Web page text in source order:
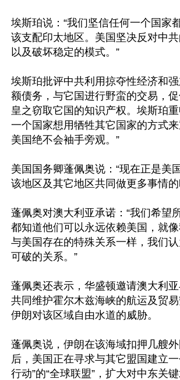
埃斯珀说：“我们坚信任何一个国家
该支配印太地区。美国坚决反对中共
以及破坏稳定的模式。”
埃斯珀批评中共利用掠夺性经济和
额债务，与它国进行野蛮的交易，
皇之窃取它国的知识产权。埃斯珀
一个国家想用牺牲其它国家的方式来
美国绝不会袖手旁观。”
美国国务卿蓬佩奥说：“现在正是美
该地区及其它地区共同做更多事情的
蓬佩奥对澳大利亚承诺：“我们希望
都知道他们可以永远依赖美国，就
与美国存在的特殊关系一样，我们
可破的关系。”
蓬佩奥还表示，华盛顿邀请澳大利亚
共同维护霍尔木兹海峡的航运及贸
伊朗对该区域自由水道的威胁。
蓬佩奥说，伊朗在该海域扣押几艘
后，美国正在寻求与其它盟国建立
行动”的“全球联盟”，扩大对中东关